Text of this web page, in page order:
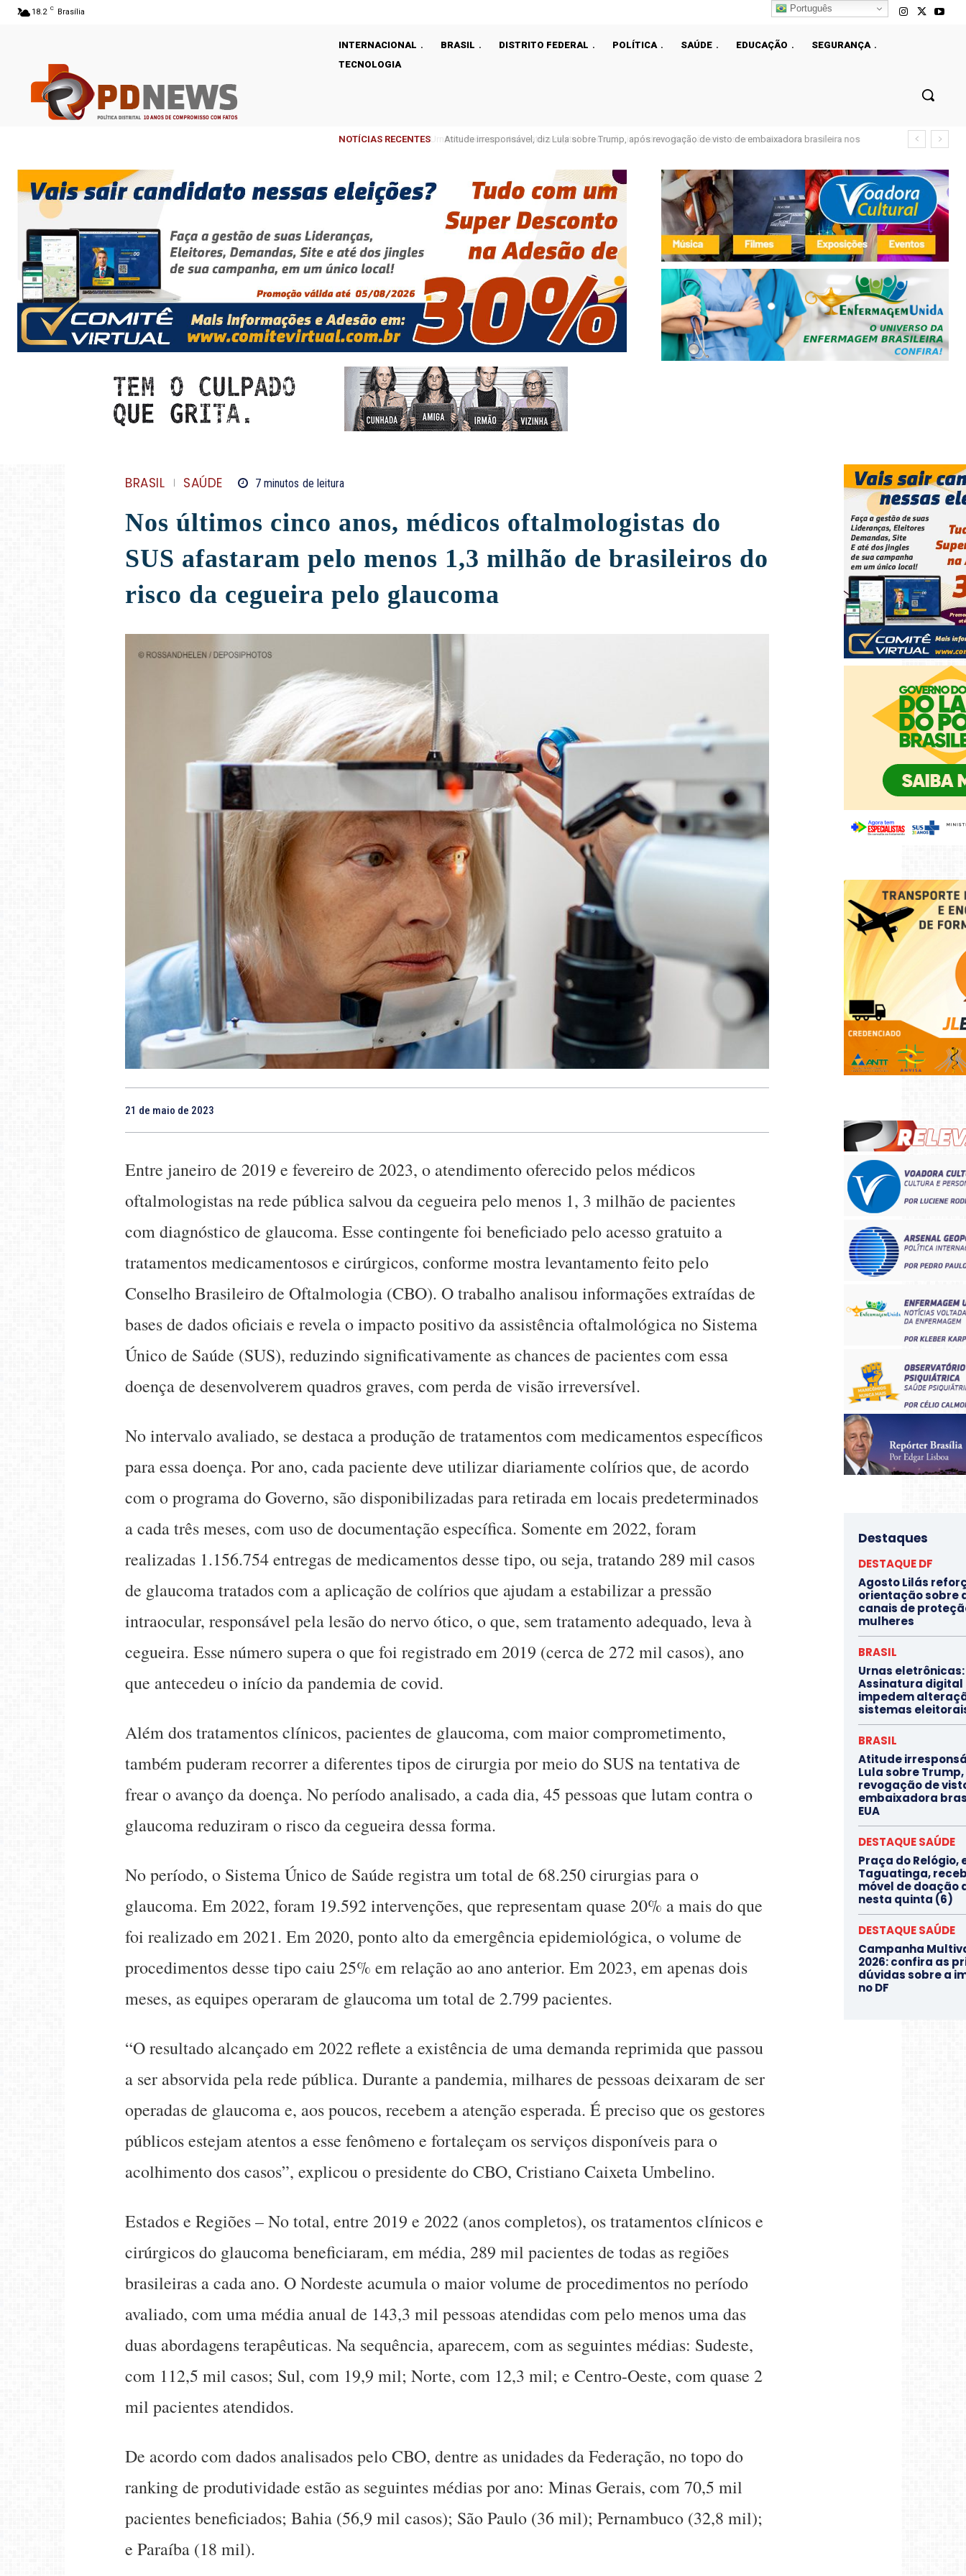
18.2 C Brasília
INTERNACIONAL BRASIL DISTRITO FEDERAL POLÍTICA SAÚDE EDUCAÇÃO
SEGURANÇA
TECNOLOGIA
NOTÍCIAS RECENTES
Atitude irresponsável, diz Lula sobre Trump, após revogação de visto de embaixadora brasileira nos
BRASIL SAÚDE 7minutos de leitura
Nos últimos cinco anos, médicos oftalmologistas do
SUS afastaram pelo menos 1,3 milhão de brasileiros do
risco da cegueira pelo glaucoma
21 de maio de 2023
Entre janeiro de 2019 e fevereiro de 2023, o atendimento oferecido pelos médicos
oftalmologistas na rede pública salvou da cegueira pelo menos 1, 3 milhão de pacientes
com diagnóstico de glaucoma. Esse contingente foi beneficiado pelo acesso gratuito a
tratamentos medicamentosos e cirúrgicos, conforme mostra levantamento feito pelo
Conselho Brasileiro de Oftalmologia (CBO). O trabalho analisou informações extraídas de
bases de dados oficiais e revela o impacto positivo da assistência oftalmológica no Sistema
Único de Saúde (SUS), reduzindo significativamente as chances de pacientes com essa
doença de desenvolverem quadros graves, com perda de visão irreversível.
No intervalo avaliado, se destaca a produção de tratamentos com medicamentos específicos
para essa doença. Por ano, cada paciente deve utilizar diariamente colírios que, de acordo
com o programa do Governo, são disponibilizadas para retirada em locais predeterminados
a cada três meses, com uso de documentação específica. Somente em 2022, foram
realizadas 1.156.754 entregas de medicamentos desse tipo, ou seja, tratando 289 mil casos
de glaucoma tratados com a aplicação de colírios que ajudam a estabilizar a pressão
intraocular, responsável pela lesão do nervo ótico, o que, sem tratamento adequado, leva à
cegueira. Esse número supera o que foi registrado em 2019 (cerca de 272 mil casos), ano
que antecedeu o início da pandemia de covid.
Além dos tratamentos clínicos, pacientes de glaucoma, com maior comprometimento,
também puderam recorrer a diferentes tipos de cirurgia por meio do SUS na tentativa de
frear o avanço da doença. No período analisado, a cada dia, 45 pessoas que lutam contra o
glaucoma reduziram o risco da cegueira dessa forma.
No período, o Sistema Único de Saúde registra um total de 68.250 cirurgias para o
glaucoma. Em 2022, foram 19.592 intervenções, que representam quase 20% a mais do que
foi realizado em 2021. Em 2020, ponto alto da emergência epidemiológica, o volume de
procedimentos desse tipo caiu 25% em relação ao ano anterior. Em 2023, em apenas dois
meses, as equipes operaram de glaucoma um total de 2.799 pacientes.
“O resultado alcançado em 2022 reflete a existência de uma demanda reprimida que passou
a ser absorvida pela rede pública. Durante a pandemia, milhares de pessoas deixaram de ser
operadas de glaucoma e, aos poucos, recebem a atenção esperada. É preciso que os gestores
públicos estejam atentos a esse fenômeno e fortaleçam os serviços disponíveis para o
acolhimento dos casos”, explicou o presidente do CBO, Cristiano Caixeta Umbelino.
Estados e Regiões – No total, entre 2019 e 2022 (anos completos), os tratamentos clínicos e
cirúrgicos do glaucoma beneficiaram, em média, 289 mil pacientes de todas as regiões
brasileiras a cada ano. O Nordeste acumula o maior volume de procedimentos no período
avaliado, com uma média anual de 143,3 mil pessoas atendidas com pelo menos uma das
duas abordagens terapêuticas. Na sequência, aparecem, com as seguintes médias: Sudeste,
com 112,5 mil casos; Sul, com 19,9 mil; Norte, com 12,3 mil; e Centro-Oeste, com quase 2
mil pacientes atendidos.
De acordo com dados analisados pelo CBO, dentre as unidades da Federação, no topo do
ranking de produtividade estão as seguintes médias por ano: Minas Gerais, com 70,5 mil
pacientes beneficiados; Bahia (56,9 mil casos); São Paulo (36 mil); Pernambuco (32,8 mil);
e Paraíba (18 mil).
Destaques
DESTAQUE DF
Agosto Lilás
orientação sobre
canais de
mulheres
BRASIL
Urnas eletrônicas:
Assinatura digital
impedem
sistemas
BRASIL
Atitude
Lula sobre
revogação de
embaixadora
EUA
DESTAQUE SAÚDE
Praça do Relógio,
Taguatinga,
móvel de doação
nesta quinta (6)
DESTAQUE SAÚDE
Campanha
2026: confira as
dúvidas sobre a
no DF
Português